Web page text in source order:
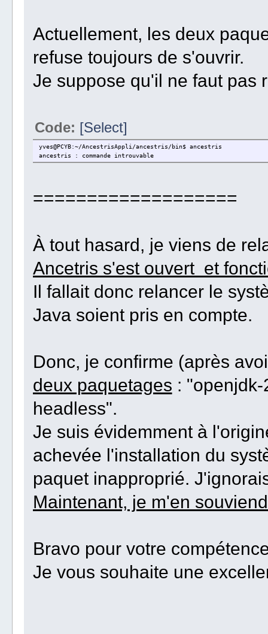
Actuellement, les deux
refuse toujours de s'ouvrir.
Je suppose qu'il ne faut pas
Code: [Select]
yves@PCYB:~/AncestrisAppli/ancestris/bin$ ancestris
ancestris : commande introuvable
===================
À tout hasard, je viens de
Ancetris s'est ouvert et
Il fallait donc relancer le
Java soient pris en compte.
Donc, je confirme (après
deux paquetages :
headless".
Je suis évidemment à
achevée l'installation du
paquet inapproprié.
Maintenant, je m'en
Bravo pour votre
Je vous souhaite une